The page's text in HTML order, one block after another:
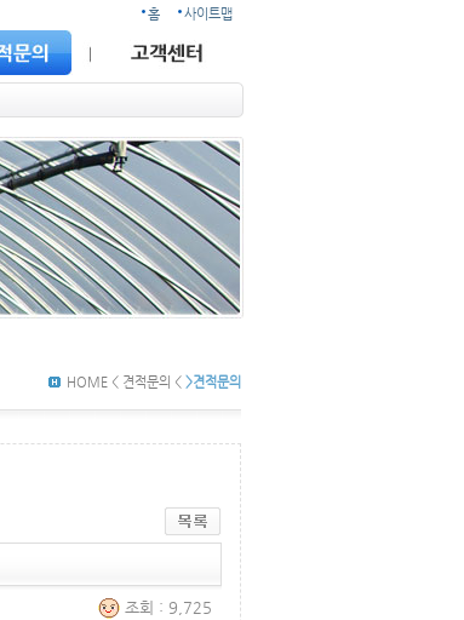
홈 사이트맵
HOME < 견적문의 < >견적문의
조회 : 9,725